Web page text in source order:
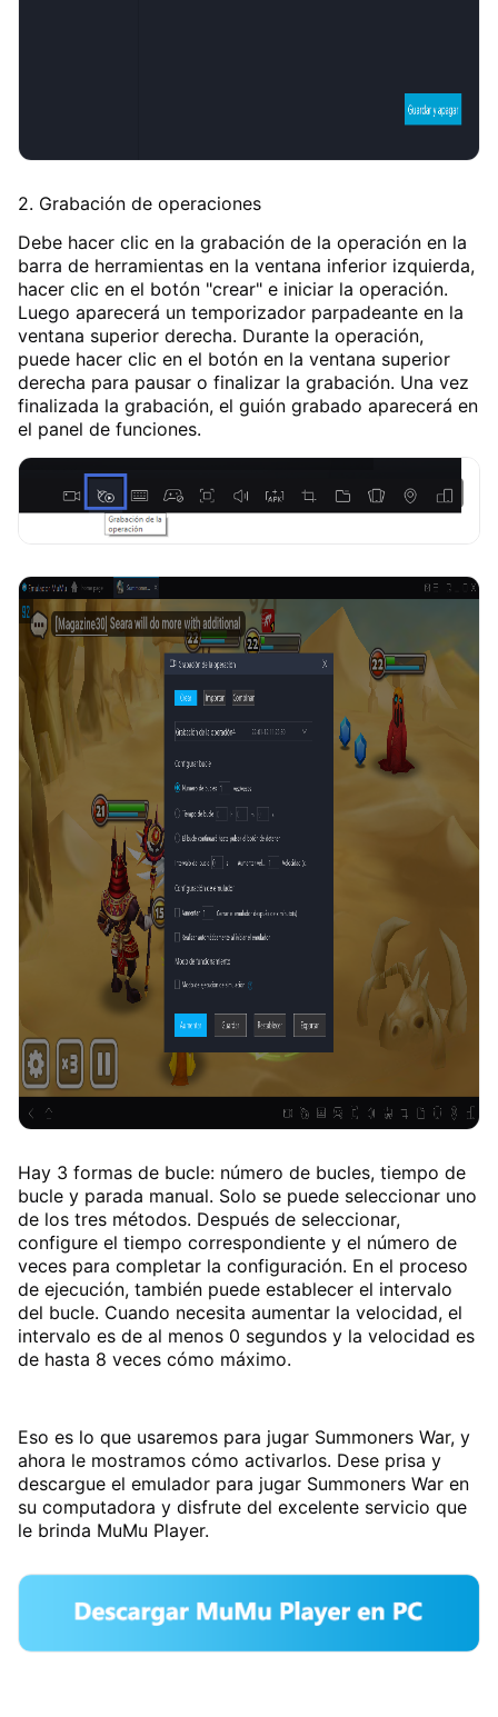
2. Grabación de operaciones
Debe hacer clic en la grabación de la operación en la
barra de herramientas en la ventana inferior izquierda,
hacer clic en el botón "crear" e iniciar la operación.
Luego aparecerá un temporizador parpadeante en la
ventana superior derecha. Durante la operación,
puede hacer clic en el botón en la ventana superior
derecha para pausar o finalizar la grabación. Una vez
finalizada la grabación, el guión grabado aparecerá en
el panel de funciones.
Hay 3 formas de bucle: número de bucles, tiempo de
bucle y parada manual. Solo se puede seleccionar uno
de los tres métodos. Después de seleccionar,
configure el tiempo correspondiente y el número de
veces para completar la configuración. En el proceso
de ejecución, también puede establecer el intervalo
del bucle. Cuando necesita aumentar la velocidad, el
intervalo es de al menos 0 segundos y la velocidad es
de hasta 8 veces cómo máximo.
Eso es lo que usaremos para jugar Summoners War, y
ahora le mostramos cómo activarlos. Dese prisa y
descargue el emulador para jugar Summoners War en
su computadora y disfrute del excelente servicio que
le brinda MuMu Player.